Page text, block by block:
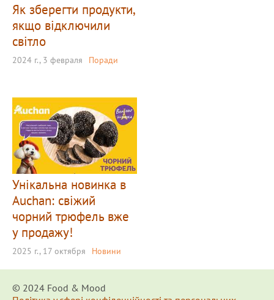
Як зберегти продукти,
якщо відключили
світло
2024 г., 3 февраля Поради
Унікальна новинка в
Auchan: свіжий
чорний трюфель вже
у продажу!
2025 г., 17 октября Новини
© 2024 Food & Мood